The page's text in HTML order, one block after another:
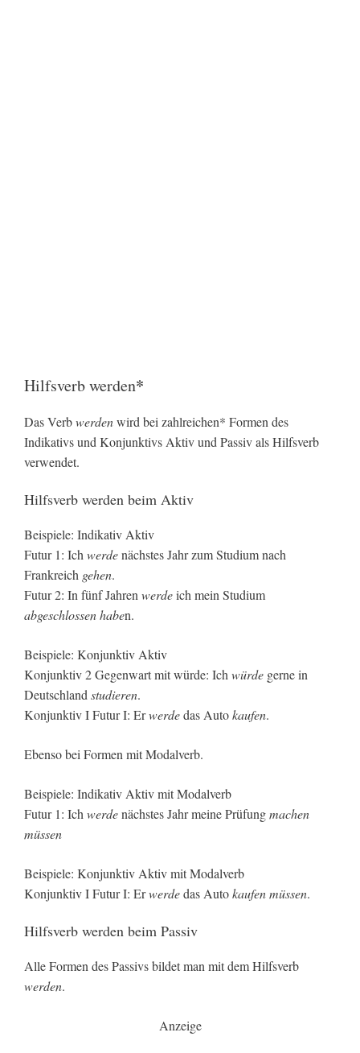
Hilfsverb werden*
Das Verbwerdenwird bei zahlreichen* Formen des
Indikativs und Konjunktivs Aktiv und Passiv als Hilfsverb
verwendet.
Hilfsverb werden beim Aktiv
Beispiele: Indikativ Aktiv
Futur 1: Ich werdenächstes Jahr zum Studium nach
Frankreich gehen.
Futur 2: In fünf Jahren werdeich mein Studium
abgeschlossen haben.
Beispiele: Konjunktiv Aktiv
Konjunktiv 2 Gegenwart mit würde: Ich würde gerne in
Deutschland studieren.
Konjunktiv I Futur I: Erwerdedas Autokaufen.
Ebenso bei Formen mit Modalverb.
Beispiele: Indikativ Aktiv mit Modalverb
Futur 1: Ich werdenächstes Jahr meine Prüfungmachen
müssen
Beispiele: Konjunktiv Aktiv mit Modalverb
Konjunktiv I Futur I: Erwerdedas Autokaufen müssen.
Hilfsverb werden beim Passiv
Alle Formen des Passivs bildet man mit dem Hilfsverb
werden.
Anzeige